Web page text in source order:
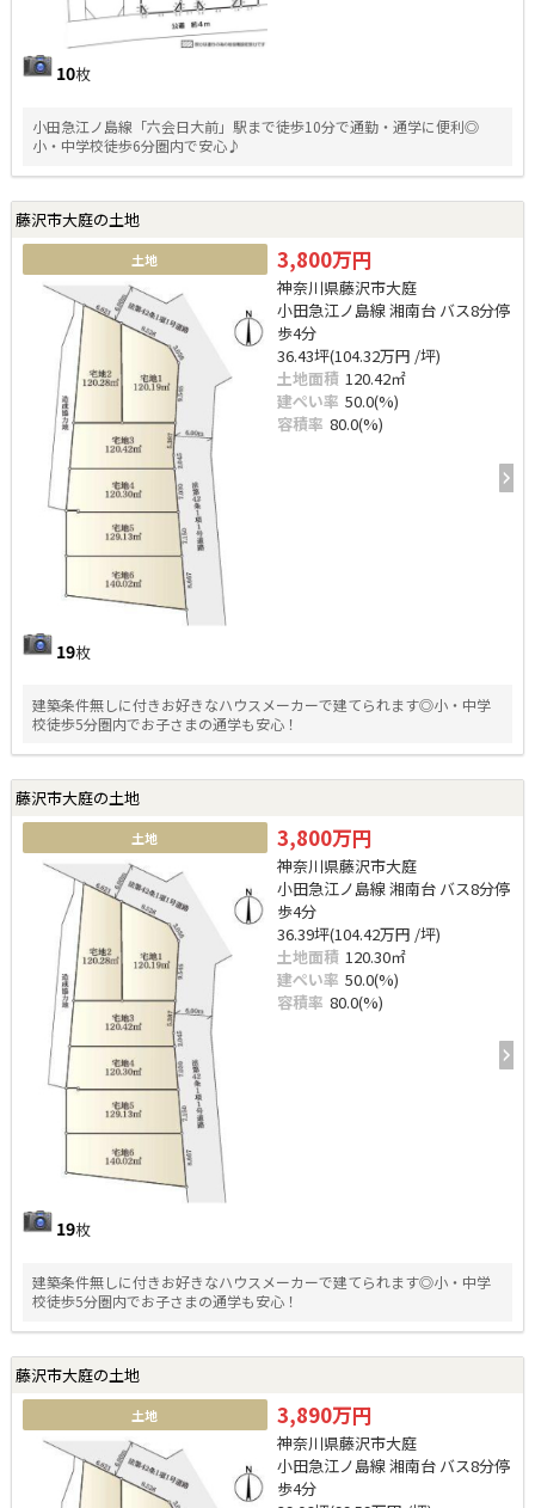
10枚
小田急江ノ島線「六会日大前」駅まで徒歩10分で通勤・通学に便利◎
小・中学校徒歩6分圏内で安心♪
藤沢市大庭の土地
土地
19枚
3,800万円
神奈川県藤沢市大庭
小田急江ノ島線 湘南台 バス8分停
歩4分
36.43坪(104.32万円 /坪)
土地面積 120.42㎡
建ぺい率 50.0(%)
容積率 80.0(%)
建築条件無しに付きお好きなハウスメーカーで建てられます◎小・中学
校徒歩5分圏内でお子さまの通学も安心！
藤沢市大庭の土地
土地
19枚
3,800万円
神奈川県藤沢市大庭
小田急江ノ島線 湘南台 バス8分停
歩4分
36.39坪(104.42万円 /坪)
土地面積 120.30㎡
建ぺい率 50.0(%)
容積率 80.0(%)
建築条件無しに付きお好きなハウスメーカーで建てられます◎小・中学
校徒歩5分圏内でお子さまの通学も安心！
藤沢市大庭の土地
土地 3,890万円
神奈川県藤沢市大庭
小田急江ノ島線 湘南台 バス8分停
歩4分